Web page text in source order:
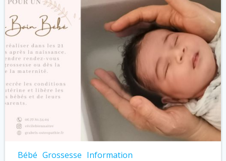
Bébé Grossesse Information